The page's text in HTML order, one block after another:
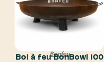
Bonfeu
Bol à feu BonBowl 100